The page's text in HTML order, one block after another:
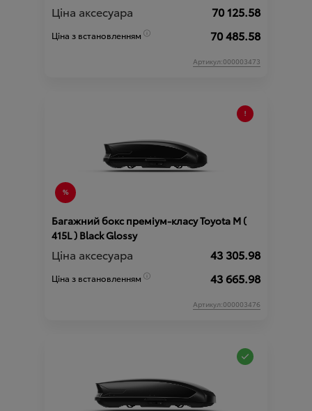
Ціна аксесуара 70 125.58
Ціна з встановленням 70 485.58
Артикул:000003473
Багажний бокс преміум-класу Toyota М (
415L ) Black Glossy
Ціна аксесуара 43 305.98
Ціна з встановленням 43 665.98
Артикул:000003476